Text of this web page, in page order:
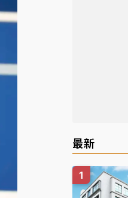
最新